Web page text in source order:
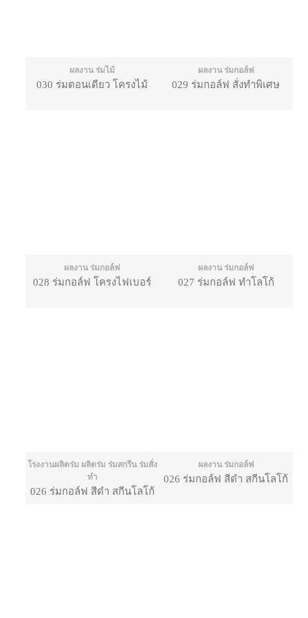
ผลงาน ร่มไม้
030 ร่มตอนเดียว โครงไม้
ผลงาน ร่มกอล์ฟ
029 ร่มกอล์ฟ สั่งทำพิเศษ
ผลงาน ร่มกอล์ฟ
028 ร่มกอล์ฟ โครงไฟเบอร์
ผลงาน ร่มกอล์ฟ
027 ร่มกอล์ฟ ทำโลโก้
โรงงานผลิตร่ม ผลิตร่ม ร่มสกรีน ร่มสั่ง
ทำ
026 ร่มกอล์ฟ สีดำ สกีนโลโก้
ผลงาน ร่มกอล์ฟ
026 ร่มกอล์ฟ สีดำ สกีนโลโก้